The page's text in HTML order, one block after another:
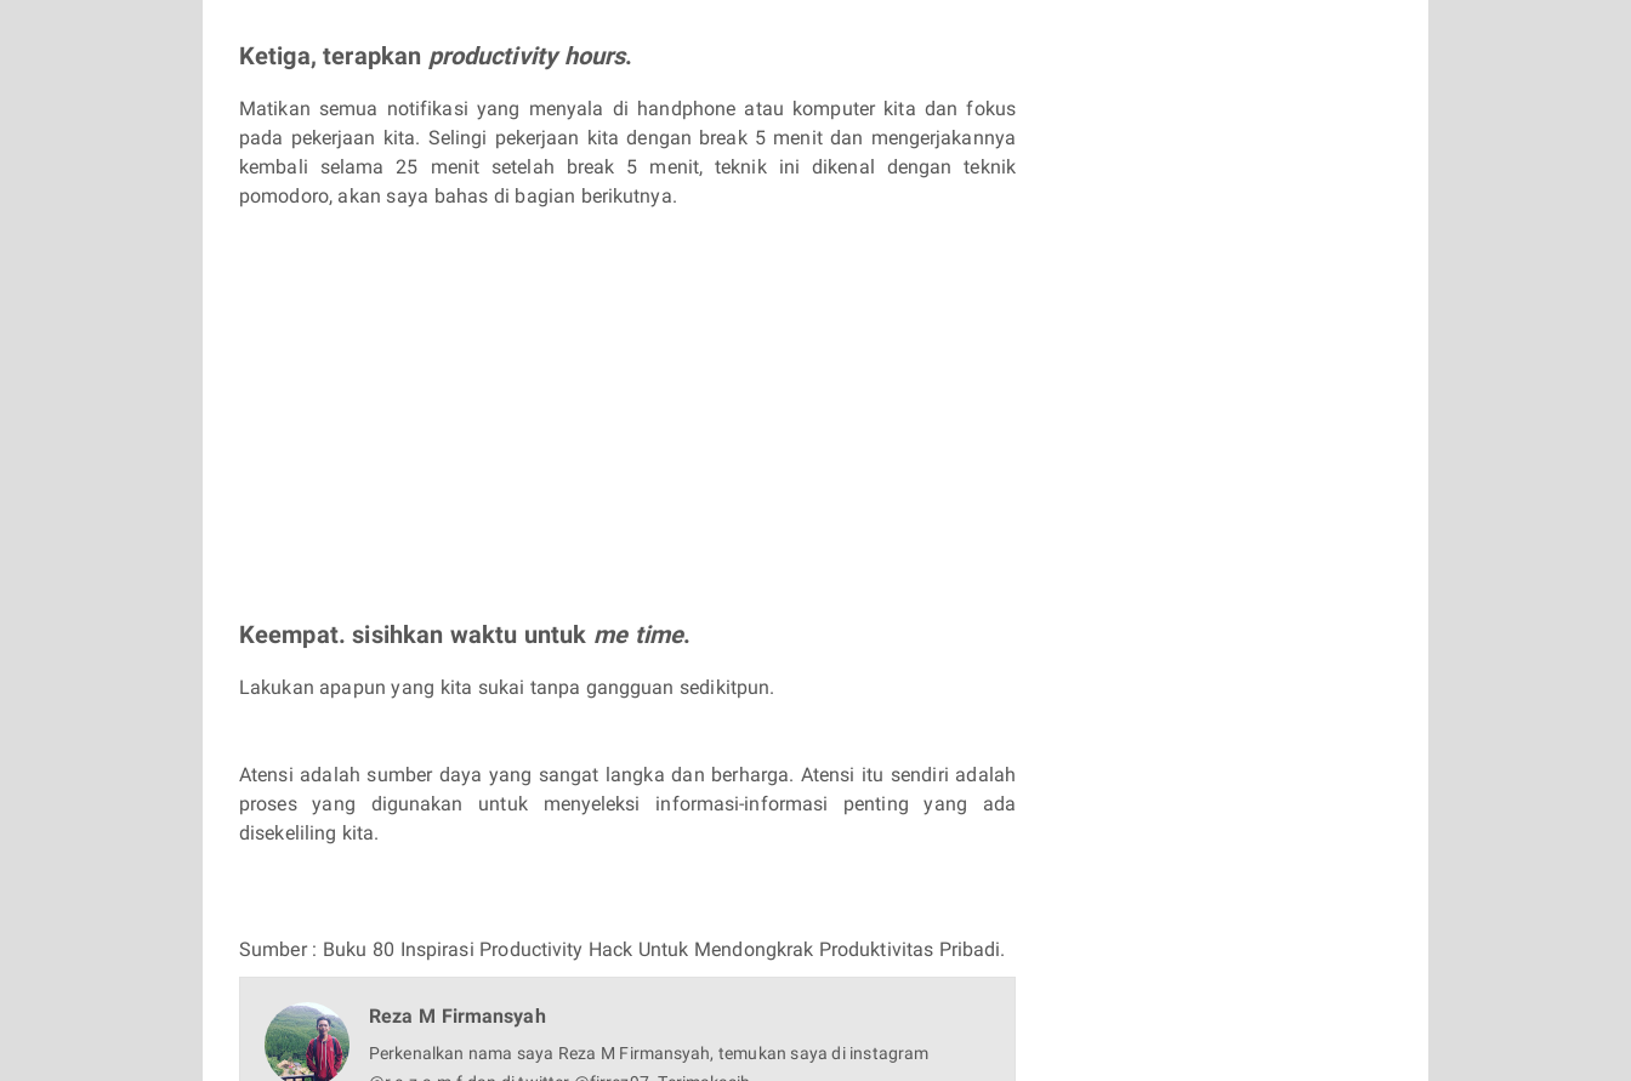
Ketiga, terapkan productivity hours.
Matikan semua notifikasi yang menyala di handphone atau komputer kita dan fokus
pada pekerjaan kita. Selingi pekerjaan kita dengan break 5 menit dan mengerjakannya
kembali selama 25 menit setelah break 5 menit, teknik ini dikenal dengan teknik
pomodoro, akan saya bahas di bagian berikutnya.
Keempat. sisihkan waktu untuk me time.
Lakukan apapun yang kita sukai tanpa gangguan sedikitpun.
Atensi adalah sumber daya yang sangat langka dan berharga. Atensi itu sendiri adalah
proses yang digunakan untuk menyeleksi informasi-informasi penting yang ada
disekeliling kita.
Sumber : Buku 80 Inspirasi Productivity Hack Untuk Mendongkrak Produktivitas Pribadi.
Reza M Firmansyah
Perkenalkan nama saya Reza M Firmansyah, temukan saya di instagram